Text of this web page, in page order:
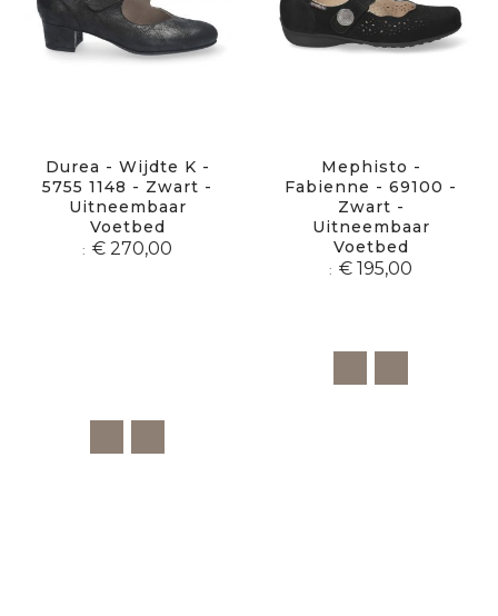
Durea - Wijdte K -
5755 1148 - Zwart -
Uitneembaar
Voetbed
€ 270,00
Mephisto -
Fabienne - 69100 -
Zwart -
Uitneembaar
Voetbed
€ 195,00